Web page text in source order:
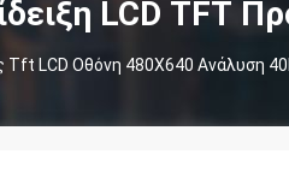
LCD TFT
Tft LCD Οθόνη 480X640 Ανάλυση